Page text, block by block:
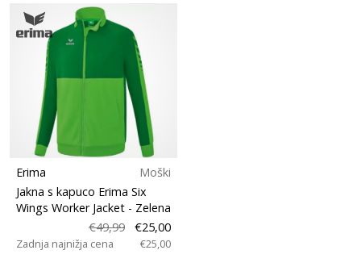
Erima
Moški
Jakna s kapuco Erima Six
Wings Worker Jacket - Zelena
€49,99
€25,00
Zadnja najnižja cena €25,00